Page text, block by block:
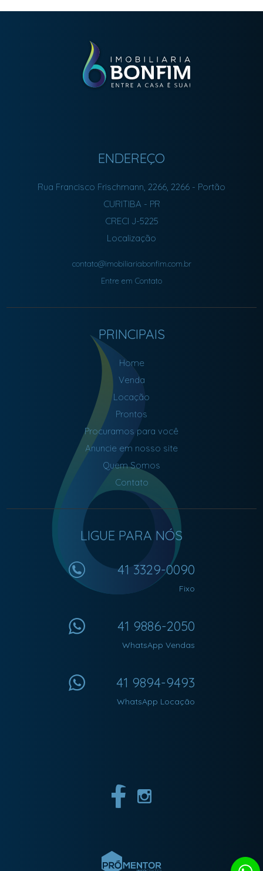
ENDEREÇO
Rua Francisco Frischmann, 2266, 2266 - Portão
CURITIBA - PR
CRECI J-5225
Localização
contato@imobiliariabonfim.com.br
Entre em Contato
PRINCIPAIS
Home
Venda
Locação
Prontos
Procuramos para você
Anuncie em nosso site
Quem Somos
Contato
LIGUE PARA NÓS
41 3329-0090
Fixo
41 9886-2050
WhatsApp Vendas
41 9894-9493
WhatsApp Locação